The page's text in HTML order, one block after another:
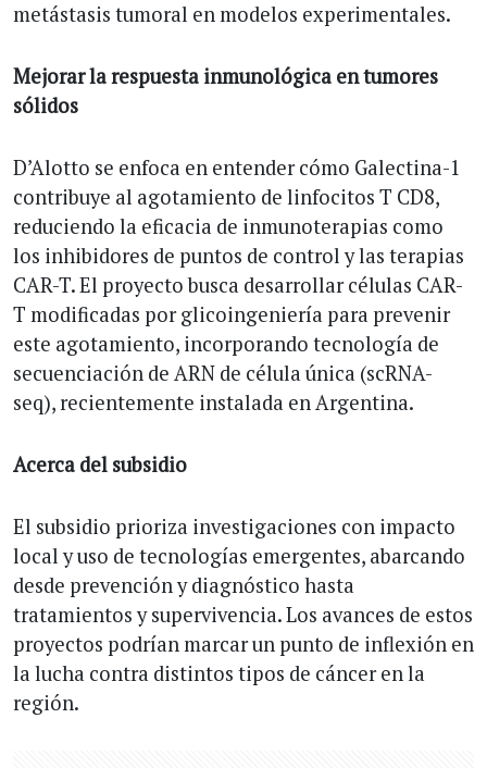
metástasis tumoral en modelos experimentales.
Mejorar la respuesta inmunológica en tumores
sólidos
D’Alotto se enfoca en entender cómo Galectina-1
contribuye al agotamiento de linfocitos T CD8,
reduciendo la eficacia de inmunoterapias como
los inhibidores de puntos de control y las terapias
CAR-T. El proyecto busca desarrollar células CAR-
T modificadas por glicoingeniería para prevenir
este agotamiento, incorporando tecnología de
secuenciación de ARN de célula única (scRNA-
seq), recientemente instalada en Argentina.
Acerca del subsidio
El subsidio prioriza investigaciones con impacto
local y uso de tecnologías emergentes, abarcando
desde prevención y diagnóstico hasta
tratamientos y supervivencia. Los avances de estos
proyectos podrían marcar un punto de inflexión en
la lucha contra distintos tipos de cáncer en la
región.